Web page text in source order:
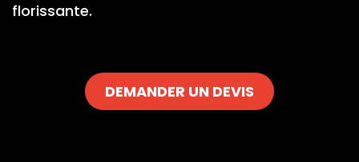
florissante.
DEMANDER UN DEVIS